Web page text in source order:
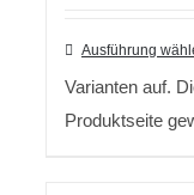
Ausführung
Varianten auf.
Produktseite